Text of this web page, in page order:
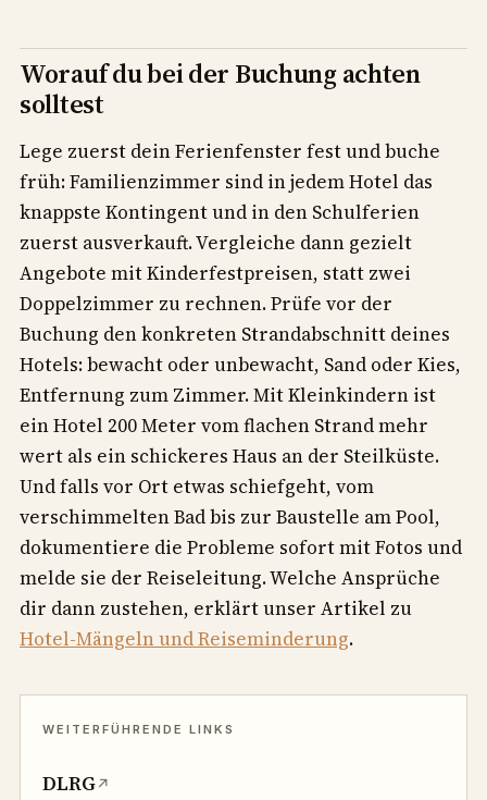
Worauf du bei der Buchung achten
solltest
Lege zuerst dein Ferienfenster fest und buche
früh: Familienzimmer sind in jedem Hotel das
knappste Kontingent und in den Schulferien
zuerst ausverkauft. Vergleiche dann gezielt
Angebote mit Kinderfestpreisen, statt zwei
Doppelzimmer zu rechnen. Prüfe vor der
Buchung den konkreten Strandabschnitt deines
Hotels: bewacht oder unbewacht, Sand oder Kies,
Entfernung zum Zimmer. Mit Kleinkindern ist
ein Hotel 200 Meter vom flachen Strand mehr
wert als ein schickeres Haus an der Steilküste.
Und falls vor Ort etwas schiefgeht, vom
verschimmelten Bad bis zur Baustelle am Pool,
dokumentiere die Probleme sofort mit Fotos und
melde sie der Reiseleitung. Welche Ansprüche
dir dann zustehen, erklärt unser Artikel zu
Hotel-Mängeln und Reiseminderung.
DLRG↗